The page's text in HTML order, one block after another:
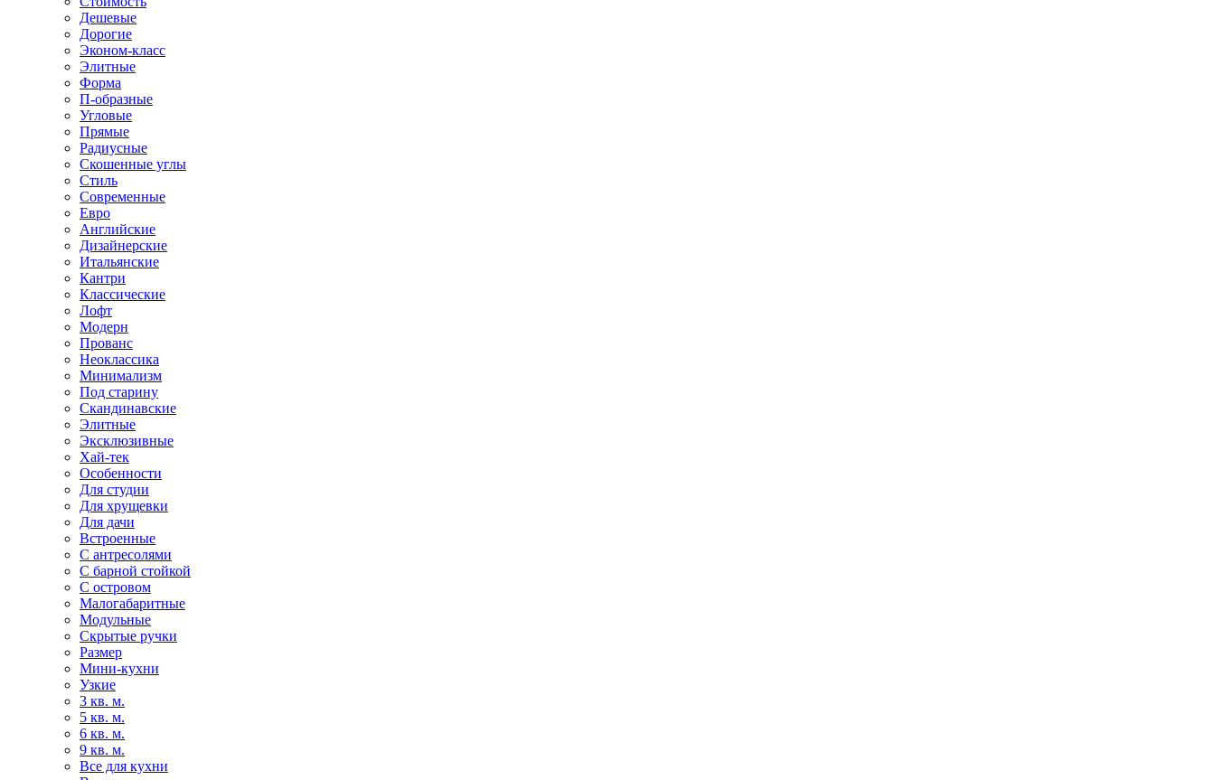
Дешевые
Дорогие
Эконом-класс
Элитные
Форма
П-образные
Угловые
Прямые
Радиусные
Скошенные углы
Стиль
Современные
Евро
Английские
Дизайнерские
Итальянские
Кантри
Классические
Лофт
Модерн
Прованс
Неоклассика
Минимализм
Под старину
Скандинавские
Элитные
Эксклюзивные
Хай-тек
Особенности
Для студии
Для хрущевки
Для дачи
Встроенные
С антресолями
С барной стойкой
С островом
Малогабаритные
Модульные
Скрытые ручки
Размер
Мини-кухни
Узкие
3 кв. м.
5 кв. м.
6 кв. м.
9 кв. м.
Все для кухни